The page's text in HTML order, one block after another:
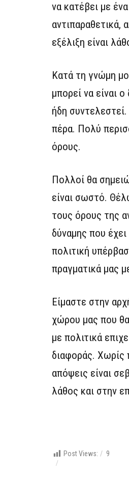
να κατέβει με
αντιπαραθετικά,
εξέλιξη είναι
Κατά τη γνώμη
μπορεί να είναι
ήδη
πέρα. Πολύ
όρους.
Πολλοί θα
είναι σωστό.
τους όρους της
δύναμης που
πολιτική
πραγματικά μας
Είμαστε στην
χώρου μας που θα
με πολιτικά
διαφοράς. Χωρίς
απόψεις είναι
λάθος και στην
Post Views: 9